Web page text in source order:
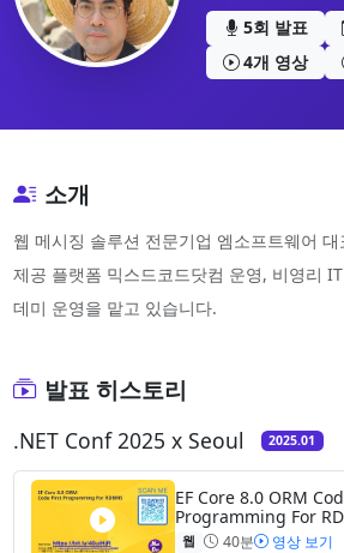
5회 발표
4개 영상
소개
웹 메시징 솔루션 전문기업 엠소프트웨어
제공 플랫폼 믹스드코드닷컴 운영, 비영리
데미 운영을 맡고 있습니다.
발표 히스토리
.NET Conf 2025 x Seoul 2025.01
EF Core 8.0 ORM
Programming For
웹 40분 영상 보기